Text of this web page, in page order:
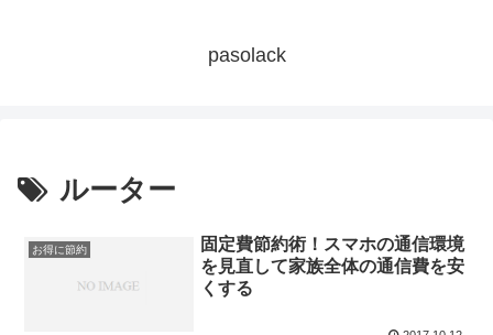
pasolack
ルーター
お得に節約
固定費節約術！スマホの通信環境
を見直して家族全体の通信費を安
くする